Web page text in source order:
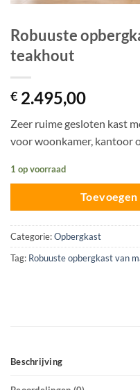
Robuuste
teakhout
€ 2.495,00
Zeer ruime gesloten kast
voor woonkamer, kantoor
1 op voorraad
Categorie:Opbergkast
Tag: Robuuste opbergkast van
Beschrijving